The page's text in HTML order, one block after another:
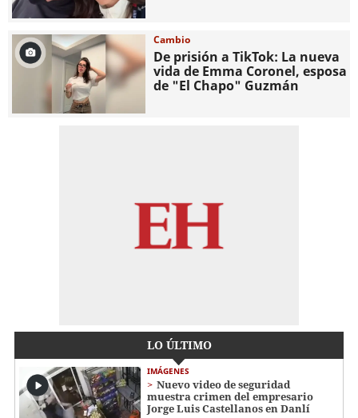
Cambio
De prisión a TikTok: La nueva
vida de Emma Coronel, esposa
de "El Chapo" Guzmán
LO ÚLTIMO
IMÁGENES
Nuevo video de seguridad
muestra crimen del empresario
Jorge Luis Castellanos en Danlí